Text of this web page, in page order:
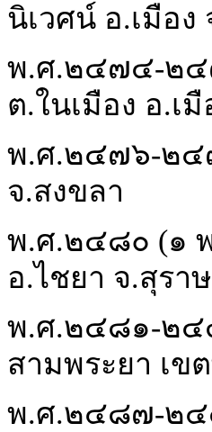
นิเวศน์ อ.เมือง
พ.ศ.๒๔๗๔-๒๔
ต.ในเมือง อ.เ
พ.ศ.๒๔๗๖-๒๔
จ.สงขลา
พ.ศ.๒๔๘๐ (๑
อ.ไชยา จ.สุรา
พ.ศ.๒๔๘๑-๒๔
สามพระยา เข
พ.ศ.๒๔๘๗-๒๔